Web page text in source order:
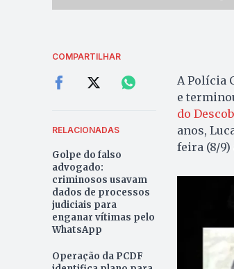
COMPARTILHAR
RELACIONADAS
Golpe do falso
advogado:
criminosos usavam
dados de processos
judiciais para
enganar vítimas pelo
WhatsApp
Operação da PCDF
A Polícia
e
do
anos,
feira (8/